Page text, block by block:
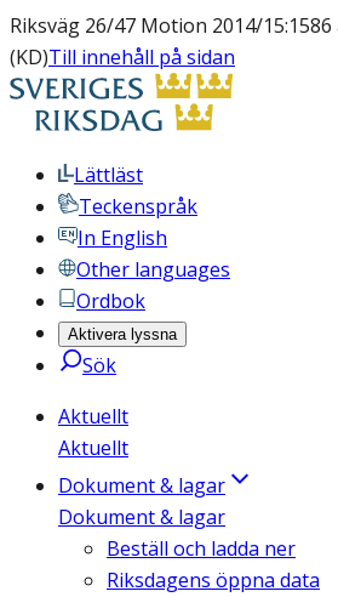
Riksväg 26/47 Motion 2014/
(KD)Till innehåll på sidan
Lättläst
Teckenspråk
In English
Other languages
Ordbok
Aktivera lyssna
Sök
Aktuellt
Aktuellt
Dokument & lagar
Dokument & lagar
Beställ och ladda ner
Riksdagens öppna data